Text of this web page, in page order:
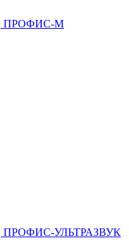
ПРОФИС-М
ПРОФИС-УЛЬТРАЗВУК